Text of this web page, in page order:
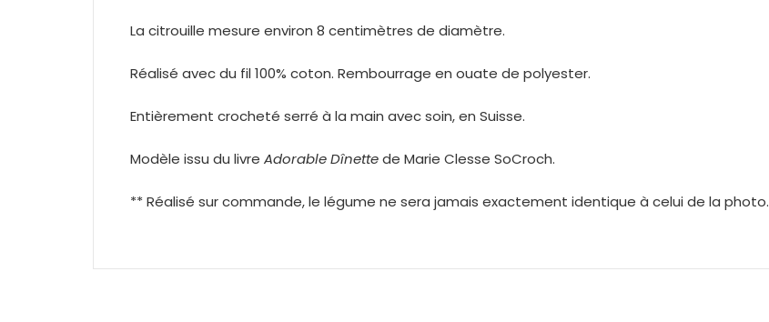
La citrouille mesure environ 8 centimètres de diamètre.
Réalisé avec du fil 100% coton. Rembourrage en ouate de polyester.
Entièrement crocheté serré à la main avec soin, en Suisse.
Modèle issu du livre Adorable Dînettede Marie Clesse SoCroch.
** Réalisé sur commande, le légume ne sera jamais exactement identique à celui de la photo.